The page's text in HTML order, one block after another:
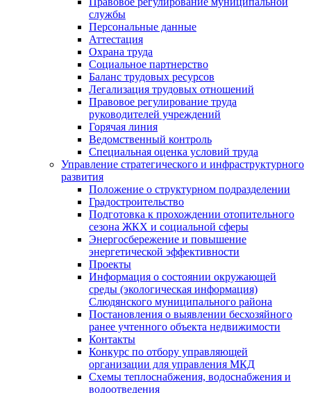
службы
Персональные данные
Аттестация
Охрана труда
Социальное партнерство
Баланс трудовых ресурсов
Легализация трудовых отношений
Правовое регулирование труда
руководителей учреждений
Горячая линия
Ведомственный контроль
Специальная оценка условий труда
Управление стратегического и инфраструктурного
развития
Положение о структурном подразделении
Градостроительство
Подготовка к прохождении отопительного
сезона ЖКХ и социальной сферы
Энергосбережение и повышение
энергетической эффективности
Проекты
Информация о состоянии окружающей
среды (экологическая информация)
Слюдянского муниципального района
Постановления о выявлении бесхозяйного
ранее учтенного объекта недвижимости
Контакты
Конкурс по отбору управляющей
организации для управления МКД
Схемы теплоснабжения, водоснабжения и
водоотведения